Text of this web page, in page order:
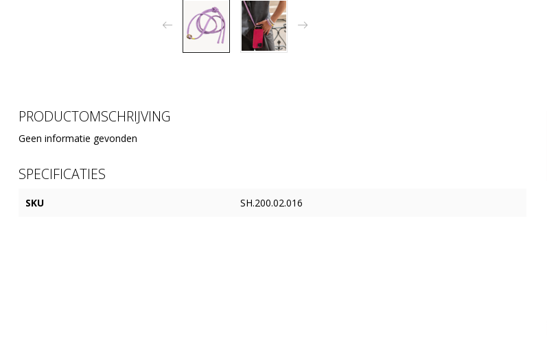
PRODUCTOMSCHRIJVING
Geen informatie gevonden
SPECIFICATIES
SKU SH.200.02.016